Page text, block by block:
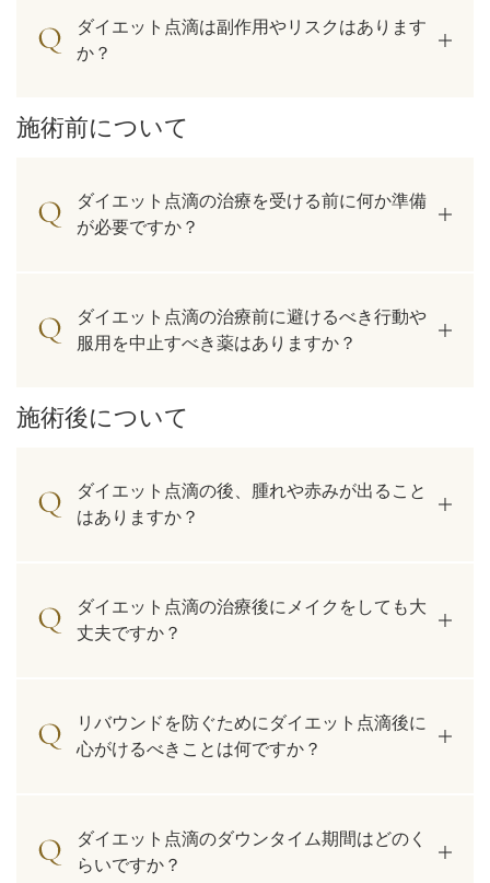
ダイエット点滴は副作用やリスクはあります
か？
施術前について
ダイエット点滴の治療を受ける前に何か準備
が必要ですか？
ダイエット点滴の治療前に避けるべき行動や
服用を中止すべき薬はありますか？
施術後について
ダイエット点滴の後、腫れや赤みが出ること
はありますか？
ダイエット点滴の治療後にメイクをしても大
丈夫ですか？
リバウンドを防ぐためにダイエット点滴後に
心がけるべきことは何ですか？
ダイエット点滴のダウンタイム期間はどのく
らいですか？